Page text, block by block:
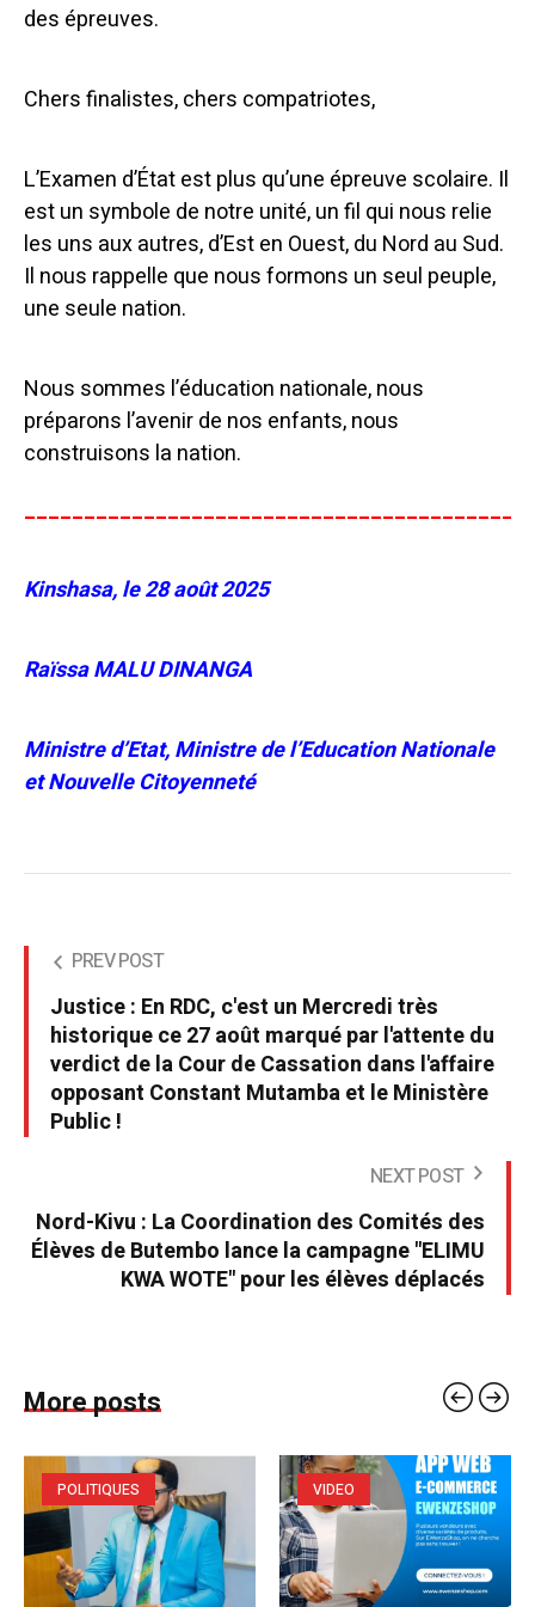
des épreuves.
Chers finalistes, chers compatriotes,
L’Examen d’État est plus qu’une épreuve scolaire. Il
est un symbole de notre unité, un fil qui nous relie
les uns aux autres, d’Est en Ouest, du Nord au Sud.
Il nous rappelle que nous formons un seul peuple,
une seule nation.
Nous sommes l’éducation nationale, nous
préparons l’avenir de nos enfants, nous
construisons la nation.
Kinshasa, le 28 août 2025
Raïssa MALU DINANGA
Ministre d’Etat, Ministre de l’Education Nationale
et Nouvelle Citoyenneté
PREV POST
Justice : En RDC, c'est un Mercredi très
historique ce 27 août marqué par l'attente du
verdict de la Cour de Cassation dans l'affaire
opposant Constant Mutamba et le Ministère
Public !
NEXT POST
Nord-Kivu : La Coordination des Comités des
Élèves de Butembo lance la campagne "ELIMU
KWA WOTE" pour les élèves déplacés
More posts
POLITIQUES VIDEO